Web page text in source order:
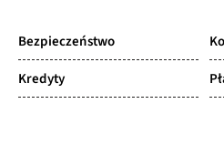
Bezpieczeństwo
Kredyty